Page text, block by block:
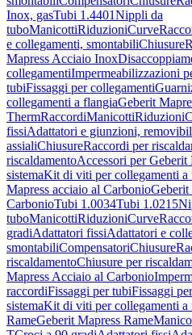
Inox, gasTubi 1.4401Nippli da
tuboManicottiRiduzioniCurve
e collegamenti, smontabiliChiusure
Mapress Acciaio Inox
collegamentiImpermeabilizzazioni
tubiFissaggi per collegamenti
collegamenti a flangiaGeberit
ThermRaccordiManicottiRiduzioni
fissiAdattatori e giunzioni,
assialiChiusureRaccordi per
riscaldamentoAccessori per Geberit
sistemaKit di viti per collegamenti a
Mapress acciaio al CarbonioGeberit
CarbonioTubi 1.0034Tubi 1.0215
tuboManicottiRiduzioniCurve
gradiAdattatori fissiAdattatori e
smontabiliCompensatoriChiusure
riscaldamentoChiusure per
Mapress Acciaio al Carbonio
raccordiFissaggi per tubiFissaggi
sistemaKit di viti per collegamenti a
RameGeberit Mapress Rame